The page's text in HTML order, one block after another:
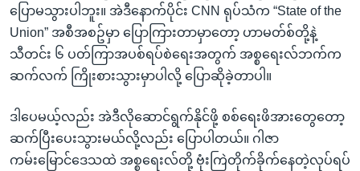
ပြောမသွားပါဘူး။ အဲဒီနောက်ပိုင်း CNN ရုပ်သံက “State of the
Union” အစီအစဥ်မှာ ပြောကြားတာမှာတော့ ဟာမတ်စ်တို့နဲ့
သီတင်း ၆ ပတ်ကြာအပစ်ရပ်စဲရေးအတွက် အစ္စရေးလ်ဘက်က
ဆက်လက် ကြိုးစားသွားမှာပါလို့ ပြောဆိုခဲ့တာပါ။
ဒါပေမယ့်လည်း အဲဒီလိုဆောင်ရွက်နိုင်ဖို့ စစ်ရေးဖိအားတွေတော့
ဆက်ပြီးပေးသွားမယ်လို့လည်း ပြောပါတယ်။ ဂါဇာ
ကမ်းမြောင်ဒေသထဲ အစ္စရေးလ်တို့ ဗုံးကြဲတိုက်ခိုက်နေတဲ့လုပ်ရပ်